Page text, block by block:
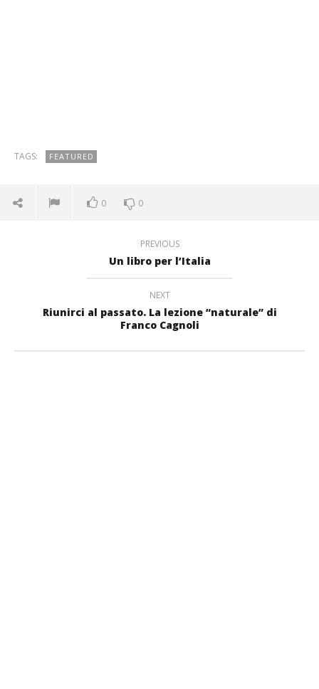
TAGS: FEATURED
0 0
PREVIOUS
Un libro per l’Italia
NEXT
Riunirci al passato. La lezione “naturale” di
Franco Cagnoli